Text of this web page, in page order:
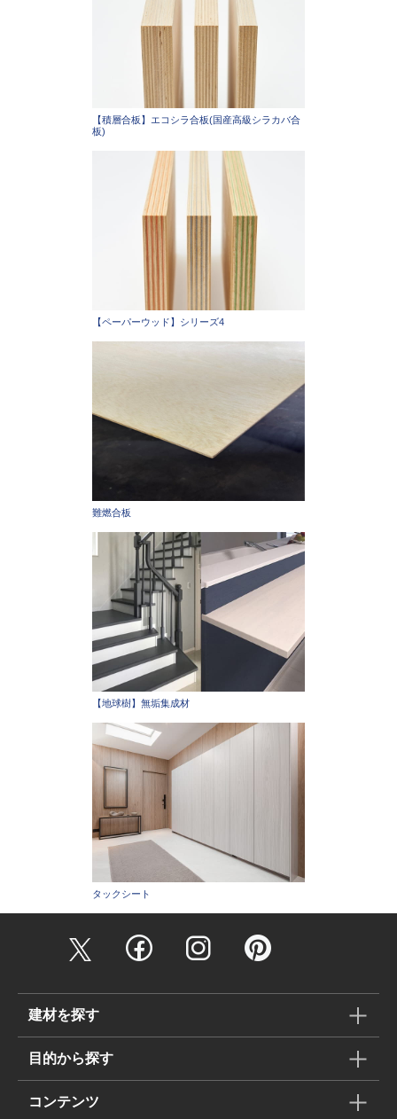
【積層合板】エコシラ合板(国産高級シラカバ合
板)
【ペーパーウッド】シリーズ4
難燃合板
【地球樹】無垢集成材
タックシート
建材を探す
目的から探す
コンテンツ